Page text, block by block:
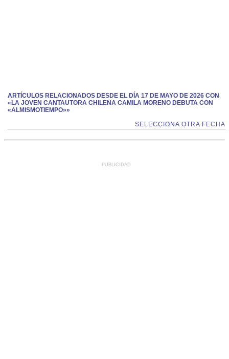
ARTÍCULOS RELACIONADOS DESDE EL DÍA 17 DE MAYO DE 2026 CON
«LA JOVEN CANTAUTORA CHILENA CAMILA MORENO DEBUTA CON
«ALMISMOTIEMPO»»
SELECCIONA OTRA FECHA
PUBLICIDAD